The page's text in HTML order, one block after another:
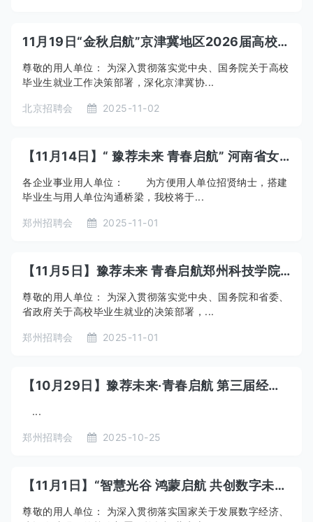
11月19日“金秋启航”京津冀地区2026届高校毕业生大型双选会
尊敬的用人单位： 为深入贯彻落实党中央、国务院关于高校
毕业生就业工作决策部署，深化京津冀协...
北京招聘会 2025-11-02
【11月14日】“ 豫荐未来 青春启航” 河南省女大学毕业生就业专场双选会暨郑州师范学院 2 0 2 6 届毕业生秋季双选会邀请函
各企业事业用人单位： 为方便用人单位招贤纳士，搭建
毕业生与用人单位沟通桥梁，我校将于...
郑州招聘会 2025-11-01
【11月5日】豫荐未来 青春启航郑州科技学院2026届毕业生秋季综合双选会
尊敬的用人单位： 为深入贯彻落实党中央、国务院和省委、
省政府关于高校毕业生就业的决策部署，...
郑州招聘会 2025-11-01
【10月29日】豫荐未来·青春启航 第三届经管类毕业生专场招聘会
...
郑州招聘会 2025-10-25
【11月1日】“智慧光谷 鸿蒙启航 共创数字未来”2025年全国第一届鸿蒙人才双选会暨计算机行业人才供需见面会
尊敬的用人单位： 为深入贯彻落实国家关于发展数字经济、